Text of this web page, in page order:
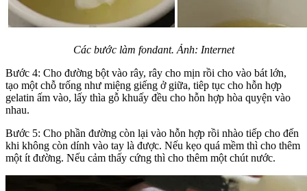
Các bước làm fondant. Ảnh: Internet
Bước 4: Cho đường bột vào rây, rây cho mịn rồi cho vào bát lớn,
tạo một chỗ trống như miệng giếng ở giữa, tiêp tục cho hỗn hợp
gelatin ấm vào, lấy thìa gỗ khuấy đều cho hỗn hợp hòa quyện vào
nhau.
Bước 5: Cho phần đường còn lại vào hỗn hợp rồi nhào tiếp cho đến
khi không còn dính vào tay là được. Nếu kẹo quá mềm thì cho thêm
một ít đường. Nếu cảm thấy cứng thì cho thêm một chút nước.